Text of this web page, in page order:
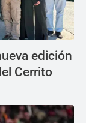
edición
Cerrito